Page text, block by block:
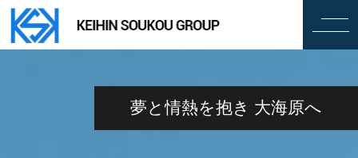
夢と情熱を抱き 大海原へ